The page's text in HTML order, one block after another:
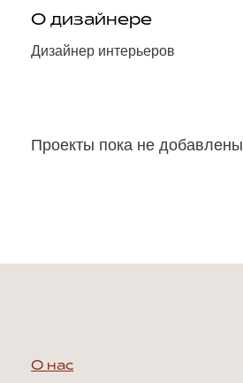
О дизайнере
Дизайнер интерьеров
Проекты пока не добавлены
О нас